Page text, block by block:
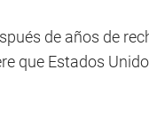
de años de
que Estados